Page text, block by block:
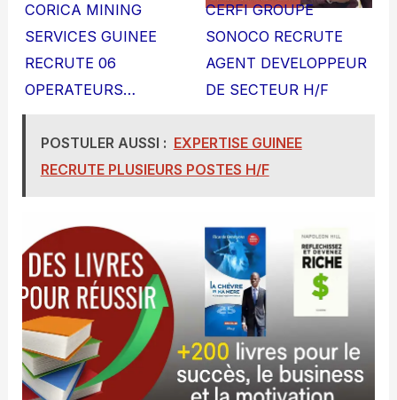
CORICA MINING
SERVICES GUINEE
RECRUTE 06
OPERATEURS…
CERFI GROUPE
SONOCO RECRUTE
AGENT DEVELOPPEUR
DE SECTEUR H/F
POSTULER AUSSI : EXPERTISE GUINEE
RECRUTE PLUSIEURS POSTES H/F